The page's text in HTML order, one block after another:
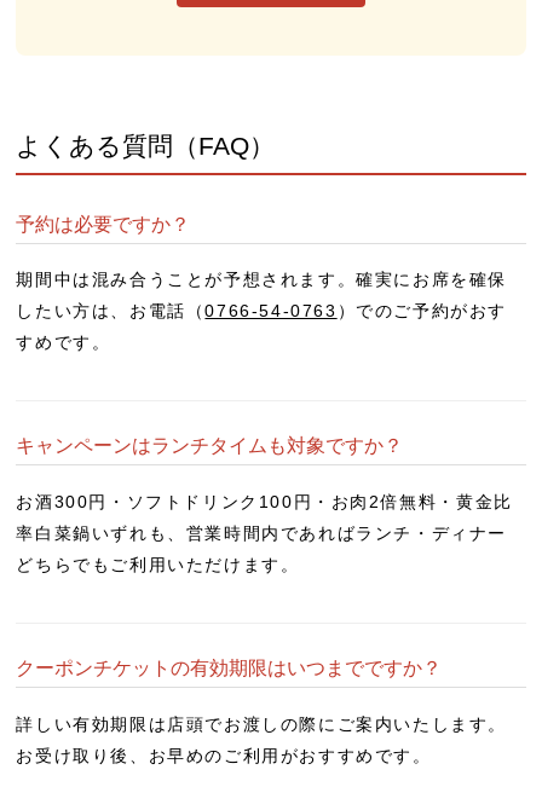
よくある質問（FAQ）
予約は必要ですか？
期間中は混み合うことが予想されます。確実にお席を確保
したい方は、お電話（0766-54-0763 ）でのご予約がおす
すめです。
キャンペーンはランチタイムも対象ですか？
お酒300円・ソフトドリンク100円・お肉2倍無料・黄金比
率白菜鍋いずれも、営業時間内であればランチ・ディナー
どちらでもご利用いただけます。
クーポンチケットの有効期限はいつまでですか？
詳しい有効期限は店頭でお渡しの際にご案内いたします。
お受け取り後、お早めのご利用がおすすめです。